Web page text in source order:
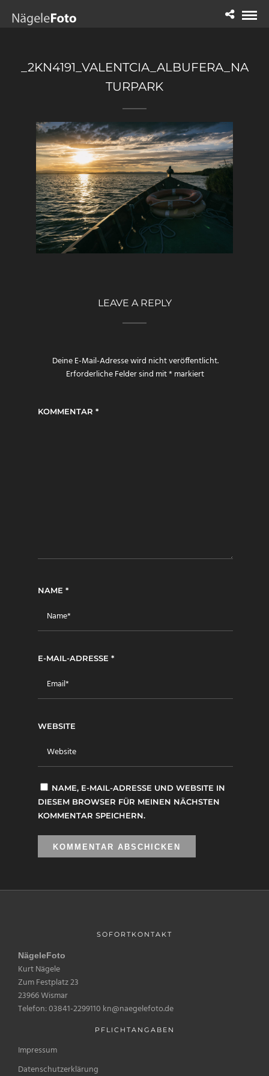
_2KN4191_VALENTCIA_ALBUFERA_NA
TURPARK
LEAVE A REPLY
Deine E-Mail-Adresse wird nicht veröffentlicht.
Erforderliche Felder sind mit*markiert
KOMMENTAR *
NAME *
E-MAIL-ADRESSE *
WEBSITE
NAME, E-MAIL-ADRESSE UND WEBSITE IN
DIESEM BROWSER FÜR MEINEN NÄCHSTEN
KOMMENTAR SPEICHERN.
SOFORTKONTAKT
NägeleFoto
Kurt Nägele
Zum Festplatz 23
23966 Wismar
Telefon: 03841-2299110 kn@naegelefoto.de
PFLICHTANGABEN
Impressum
Datenschutzerklärung